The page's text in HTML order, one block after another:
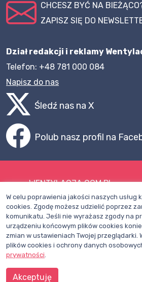
CHCESZ BYĆ NA
ZAPISZ SIĘ DO
Dział redakcji i reklamy
Telefon: +48 781 000 084
Napisz do nas
Śledź nas na X
Polub nasz profil na
WENTYLACJA.COM.PL
Mapa witryny
Regulamin
Polityka Prywatności
Pomoc
W celu poprawienia jakości naszych usług
cookies. Zgodę możesz udzielić poprzez
komunikatu. Jeśli nie wyrażasz zgody na
urządzeniu końcowym plików cookies
zmian w ustawieniach Twojej przeglądarki.
plików cookies i ochrony danych
prywatności.
Akceptuję